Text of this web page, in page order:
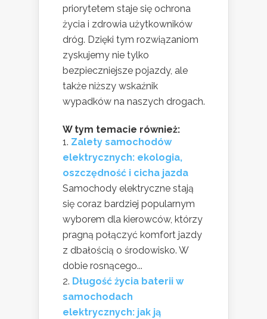
priorytetem staje się ochrona
życia i zdrowia użytkowników
dróg. Dzięki tym rozwiązaniom
zyskujemy nie tylko
bezpieczniejsze pojazdy, ale
także niższy wskaźnik
wypadków na naszych drogach.
W tym temacie również:
Zalety samochodów
elektrycznych: ekologia,
oszczędność i cicha jazda
Samochody elektryczne stają
się coraz bardziej popularnym
wyborem dla kierowców, którzy
pragną połączyć komfort jazdy
z dbałością o środowisko. W
dobie rosnącego...
Długość życia baterii w
samochodach
elektrycznych: jak ją